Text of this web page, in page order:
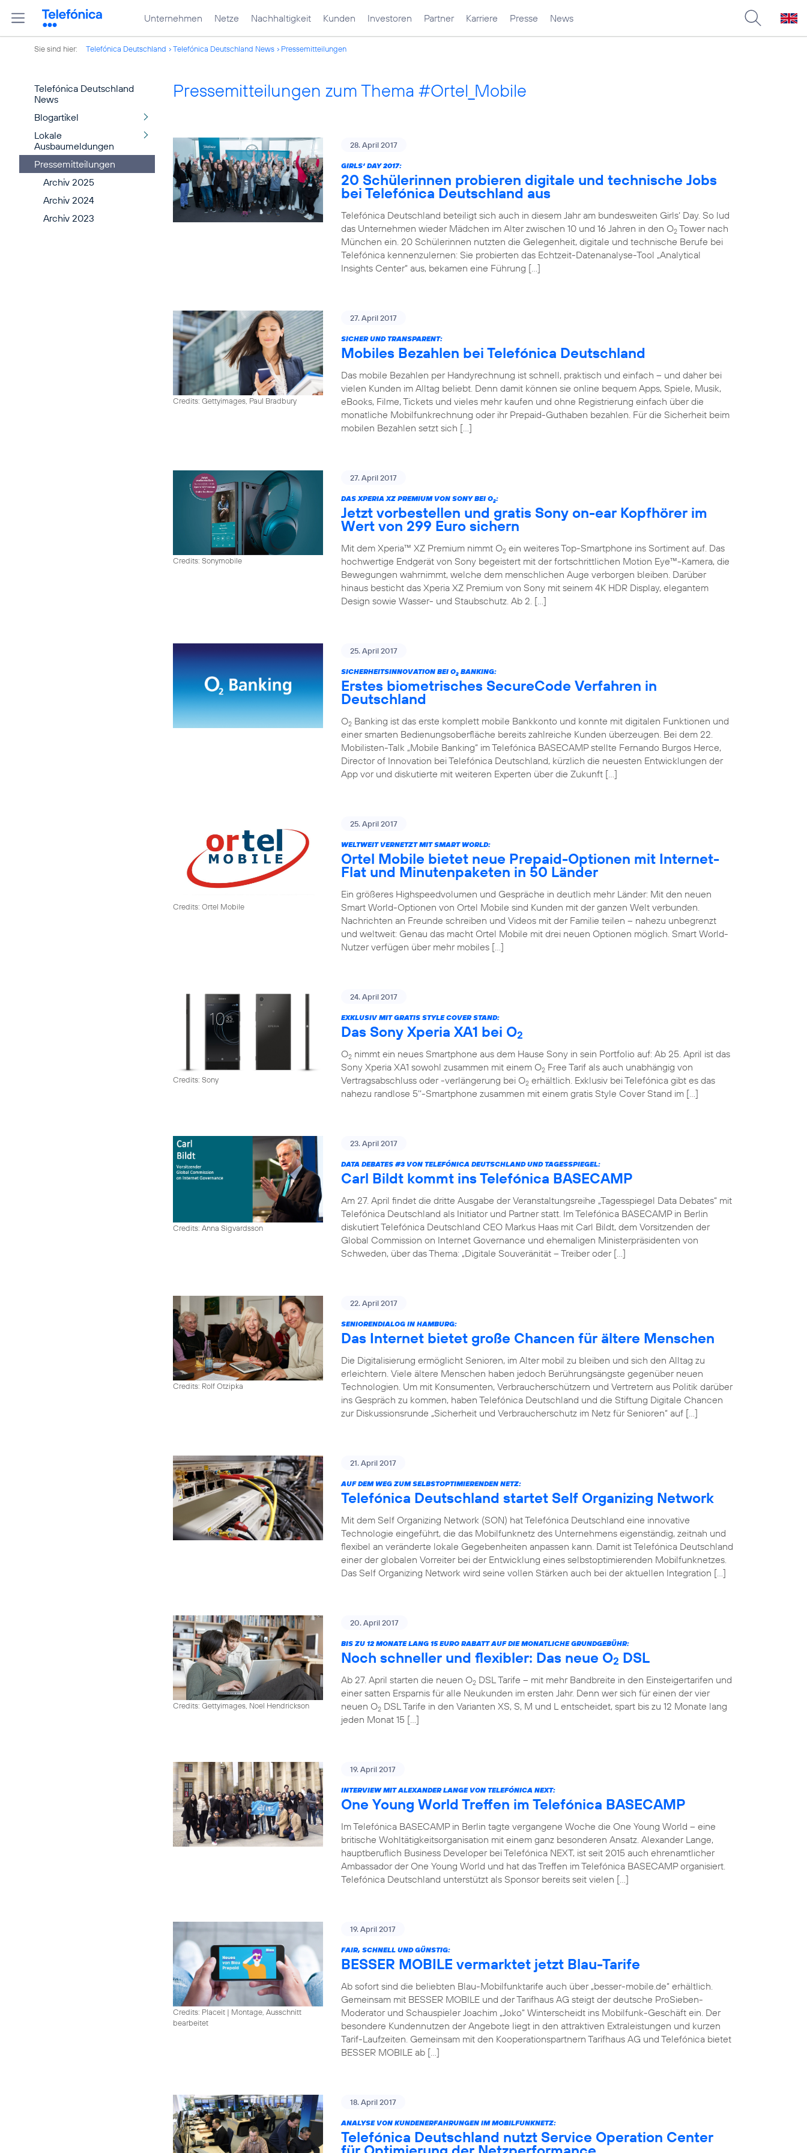
Unternehmen Netze Nachhaltigkeit Kunden Investoren Partner Karriere Presse News
Sie sind hier: Telefónica Deutschland Telefónica Deutschland News Pressemitteilungen
Telefónica Deutschland
News
Blogartikel
Lokale
Ausbaumeldungen
Pressemitteilungen
Archiv 2025
Archiv 2024
Archiv 2023
Pressemitteilungen zum Thema #Ortel_Mobile
28. April 2017
GIRLS‘ DAY 2017:
20 Schülerinnen probieren digitale und technische Jobs
bei Telefónica Deutschland aus
Telefónica Deutschland beteiligt sich auch in diesem Jahr am bundesweiten Girls‘ Day. So lud
das Unternehmen wieder Mädchen im Alter zwischen 10 und 16 Jahren in den O2 Tower nach
München ein. 20 Schülerinnen nutzten die Gelegenheit, digitale und technische Berufe bei
Telefónica kennenzulernen: Sie probierten das Echtzeit-Datenanalyse-Tool „Analytical
Insights Center“ aus, bekamen eine Führung […]
Credits: Gettyimages, Paul Bradbury
27. April 2017
SICHER UND TRANSPARENT:
Mobiles Bezahlen bei Telefónica Deutschland
Das mobile Bezahlen per Handyrechnung ist schnell, praktisch und einfach – und daher bei
vielen Kunden im Alltag beliebt. Denn damit können sie online bequem Apps, Spiele, Musik,
eBooks, Filme, Tickets und vieles mehr kaufen und ohne Registrierung einfach über die
monatliche Mobilfunkrechnung oder ihr Prepaid-Guthaben bezahlen. Für die Sicherheit beim
mobilen Bezahlen setzt sich […]
Credits: Sonymobile
27. April 2017
DAS XPERIA XZ PREMIUM VON SONY BEI O2:
Jetzt vorbestellen und gratis Sony on-ear Kopfhörer im
Wert von 299 Euro sichern
Mit dem Xperia™ XZ Premium nimmt O2 ein weiteres Top-Smartphone ins Sortiment auf. Das
hochwertige Endgerät von Sony begeistert mit der fortschrittlichen Motion Eye™-Kamera, die
Bewegungen wahrnimmt, welche dem menschlichen Auge verborgen bleiben. Darüber
hinaus besticht das Xperia XZ Premium von Sony mit seinem 4K HDR Display, elegantem
Design sowie Wasser- und Staubschutz. Ab 2. […]
25. April 2017
SICHERHEITSINNOVATION BEI O2 BANKING:
Erstes biometrisches SecureCode Verfahren in
Deutschland
O2 Banking ist das erste komplett mobile Bankkonto und konnte mit digitalen Funktionen und
einer smarten Bedienungsoberfläche bereits zahlreiche Kunden überzeugen. Bei dem 22.
Mobilisten-Talk „Mobile Banking“ im Telefónica BASECAMP stellte Fernando Burgos Herce,
Director of Innovation bei Telefónica Deutschland, kürzlich die neuesten Entwicklungen der
App vor und diskutierte mit weiteren Experten über die Zukunft […]
Credits: Ortel Mobile
25. April 2017
WELTWEIT VERNETZT MIT SMART WORLD:
Ortel Mobile bietet neue Prepaid-Optionen mit Internet-
Flat und Minutenpaketen in 50 Länder
Ein größeres Highspeedvolumen und Gespräche in deutlich mehr Länder: Mit den neuen
Smart World-Optionen von Ortel Mobile sind Kunden mit der ganzen Welt verbunden.
Nachrichten an Freunde schreiben und Videos mit der Familie teilen – nahezu unbegrenzt
und weltweit: Genau das macht Ortel Mobile mit drei neuen Optionen möglich. Smart World-
Nutzer verfügen über mehr mobiles […]
Credits: Sony
24. April 2017
EXKLUSIV MIT GRATIS STYLE COVER STAND:
Das Sony Xperia XA1 bei O2
O2 nimmt ein neues Smartphone aus dem Hause Sony in sein Portfolio auf: Ab 25. April ist das
Sony Xperia XA1 sowohl zusammen mit einem O2 Free Tarif als auch unabhängig von
Vertragsabschluss oder -verlängerung bei O2 erhältlich. Exklusiv bei Telefónica gibt es das
nahezu randlose 5‘‘-Smartphone zusammen mit einem gratis Style Cover Stand im […]
Credits: Anna Sigvardsson
23. April 2017
DATA DEBATES #3VON TELEFÓNICA DEUTSCHLAND UND TAGESSPIEGEL:
Carl Bildt kommt ins Telefónica BASECAMP
Am 27. April findet die dritte Ausgabe der Veranstaltungsreihe „Tagesspiegel Data Debates“ mit
Telefónica Deutschland als Initiator und Partner statt. Im Telefónica BASECAMP in Berlin
diskutiert Telefónica Deutschland CEO Markus Haas mit Carl Bildt, dem Vorsitzenden der
Global Commission on Internet Governance und ehemaligen Ministerpräsidenten von
Schweden, über das Thema: „Digitale Souveränität – Treiber oder […]
Credits: Rolf Otzipka
22. April 2017
SENIORENDIALOG IN HAMBURG:
Das Internet bietet große Chancen für ältere Menschen
Die Digitalisierung ermöglicht Senioren, im Alter mobil zu bleiben und sich den Alltag zu
erleichtern. Viele ältere Menschen haben jedoch Berührungsängste gegenüber neuen
Technologien. Um mit Konsumenten, Verbraucherschützern und Vertretern aus Politik darüber
ins Gespräch zu kommen, haben Telefónica Deutschland und die Stiftung Digitale Chancen
zur Diskussionsrunde „Sicherheit und Verbraucherschutz im Netz für Senioren“ auf […]
21. April 2017
AUF DEM WEG ZUM SELBSTOPTIMIERENDEN NETZ:
Telefónica Deutschland startet Self Organizing Network
Mit dem Self Organizing Network (SON) hat Telefónica Deutschland eine innovative
Technologie eingeführt, die das Mobilfunknetz des Unternehmens eigenständig, zeitnah und
flexibel an veränderte lokale Gegebenheiten anpassen kann. Damit ist Telefónica Deutschland
einer der globalen Vorreiter bei der Entwicklung eines selbstoptimierenden Mobilfunknetzes.
Das Self Organizing Network wird seine vollen Stärken auch bei der aktuellen Integration […]
Credits: Gettyimages, Noel Hendrickson
20. April 2017
BIS ZU 12 MONATE LANG 15 EURO RABATT AUF DIE MONATLICHE GRUNDGEBÜHR:
Noch schneller und flexibler: Das neue O2 DSL
Ab 27. April starten die neuen O2 DSL Tarife – mit mehr Bandbreite in den Einsteigertarifen und
einer satten Ersparnis für alle Neukunden im ersten Jahr. Denn wer sich für einen der vier
neuen O2 DSL Tarife in den Varianten XS, S, M und L entscheidet, spart bis zu 12 Monate lang
jeden Monat 15 […]
19. April 2017
INTERVIEW MIT ALEXANDER LANGE VON TELEFÓNICA NEXT:
One Young World Treffen im Telefónica BASECAMP
Im Telefónica BASECAMP in Berlin tagte vergangene Woche die One Young World – eine
britische Wohltätigkeitsorganisation mit einem ganz besonderen Ansatz. Alexander Lange,
hauptberuflich Business Developer bei Telefónica NEXT, ist seit 2015 auch ehrenamtlicher
Ambassador der One Young World und hat das Treffen im Telefónica BASECAMP organisiert.
Telefónica Deutschland unterstützt als Sponsor bereits seit vielen […]
Credits: Placeit | Montage, Ausschnitt
bearbeitet
19. April 2017
FAIR, SCHNELL UND GÜNSTIG:
BESSER MOBILE vermarktet jetzt Blau-Tarife
Ab sofort sind die beliebten Blau-Mobilfunktarife auch über „besser-mobile.de“ erhältlich.
Gemeinsam mit BESSER MOBILE und der Tarifhaus AG steigt der deutsche ProSieben-
Moderator und Schauspieler Joachim „Joko“ Winterscheidt ins Mobilfunk-Geschäft ein. Der
besondere Kundennutzen der Angebote liegt in den attraktiven Extraleistungen und kurzen
Tarif-Laufzeiten. Gemeinsam mit den Kooperationspartnern Tarifhaus AG und Telefónica bietet
BESSER MOBILE ab […]
18. April 2017
ANALYSE VON KUNDENERFAHRUNGEN IM MOBILFUNKNETZ:
Telefónica Deutschland nutzt Service Operation Center